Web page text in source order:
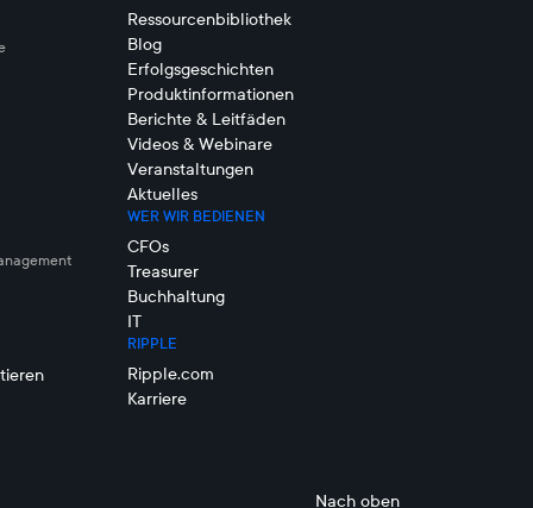
Ressourcenbibliothek
Blog
Erfolgsgeschichten
Produktinformationen
Berichte & Leitfäden
Videos & Webinare
Veranstaltungen
Aktuelles
WER WIR BEDIENEN
CFOs
Treasurer
Buchhaltung
IT
RIPPLE
Ripple.com
Karriere
Nach oben